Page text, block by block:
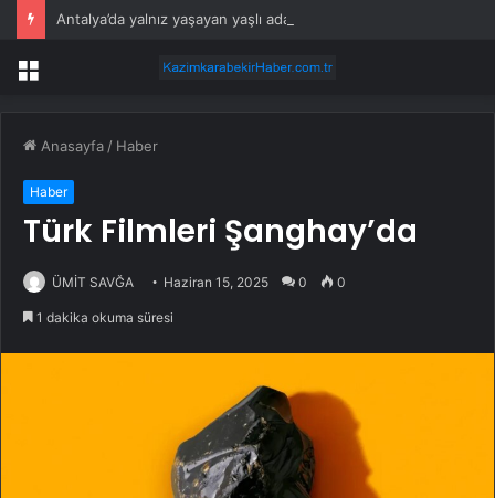
Antalya’da yalnız yaşayan yaşlı adam evinde ölü bulundu
Menü
Anasayfa / Haber
Haber
Türk Filmleri Şanghay’da
ÜMİT SAVĞA Haziran 15, 2025 0 0
1 dakika okuma süresi